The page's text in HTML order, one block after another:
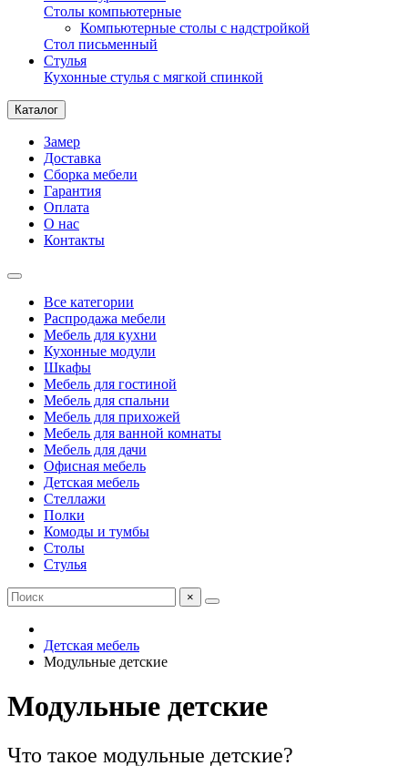
Столы компьютерные
Компьютерные столы с надстройкой
Стол письменный
Стулья
Кухонные стулья с мягкой спинкой
Каталог
Замер
Доставка
Сборка мебели
Гарантия
Оплата
О нас
Контакты
Все категории
Распродажа мебели
Мебель для кухни
Кухонные модули
Шкафы
Мебель для гостиной
Мебель для спальни
Мебель для прихожей
Мебель для ванной комнаты
Мебель для дачи
Офисная мебель
Детская мебель
Стеллажи
Полки
Комоды и тумбы
Столы
Стулья
×
Детская мебель
Модульные детские
Модульные детские
Что такое модульные детские?